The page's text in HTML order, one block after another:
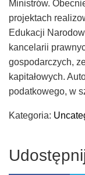
Ministrów.
projektach
Edukacji
kancelarii
gospodarczych,
kapitałowych.
podatkowego, w
Kategoria: